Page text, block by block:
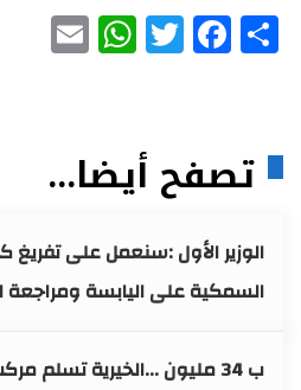
Share
Facebook
Twitter
تصفح أيضا...
الوزير الأول :سنعمل على تفريغ
السمكية على اليابسة ومراجعة
ب 34 مليون ...الخيرية تسلم